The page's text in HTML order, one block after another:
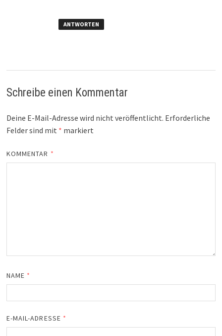
ANTWORTEN
Schreibe einen Kommentar
Deine E-Mail-Adresse wird nicht veröffentlicht. Erforderliche
Felder sind mit * markiert
KOMMENTAR *
NAME *
E-MAIL-ADRESSE *